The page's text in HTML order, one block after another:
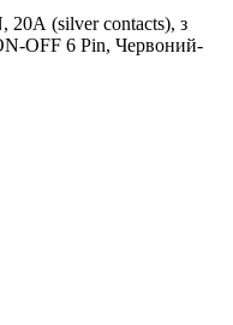
20А (silver contacts), з
OFF 6 Pin, Червоний-